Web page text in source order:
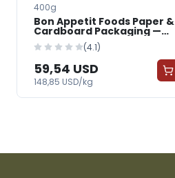
400g
Bon Appetit Foods Paper &
Cardboard Packaging —
FreshGrocer
(4.1)
59,54 USD
148,85 USD/kg